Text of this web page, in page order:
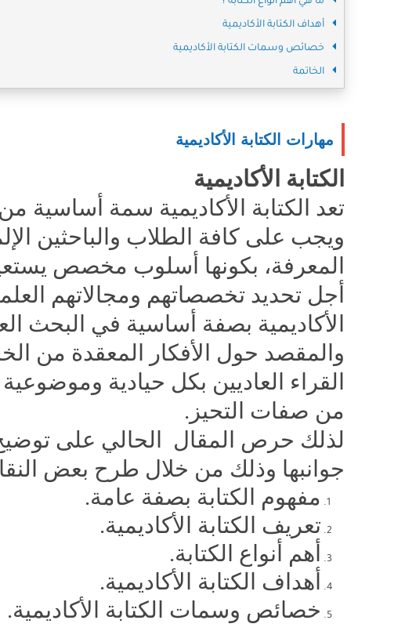
أهداف الكتابة الأكاديمية
خصائص وسمات الكتابة الأكاديمية
الخاتمة
مهارات الكتابة الأكاديمية
الكتابة الأكاديمية
تعد الكتابة الأكاديمية سمة أساسية
ويجب على كافة الطلاب والباحثين
المعرفة، بكونها أسلوب مخصص
أجل تحديد تخصصاتهم ومجالاتهم
الأكاديمية بصفة أساسية في البحث
والمقصد حول الأفكار المعقدة من
القراء العاديين بكل حيادية
من صفات التحيز.
لذلك حرص المقال الحالي على توضيح
جوانبها وذلك من خلال طرح بعض
مفهوم الكتابة بصفة عامة.
تعريف الكتابة الأكاديمية.
أهم أنواع الكتابة.
أهداف الكتابة الأكاديمية.
خصائص وسمات الكتابة الأكاديمية.